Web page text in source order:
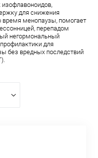
изофлавоноидов,
для снижения
время менопаузы, помогает
перепадом
негормональный
для
без вредных последствий